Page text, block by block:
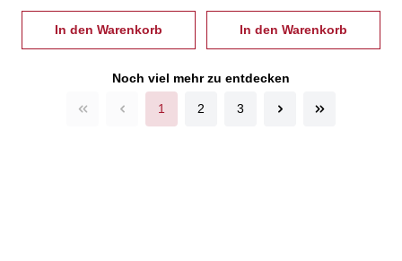
geteilte Backen- inkl. je 1 Satz
harter Aufsatzbacken und
harter Grundbacken,
Befestigungsschrauben
In den Warenkorb
inkl. je 1 Satz harter einteiliger
Bohrbacken und harter
einteiliger Drehbacken,
Befestigungsschrauben
In den Warenkorb
Noch viel mehr zu entdecken
1 2 3